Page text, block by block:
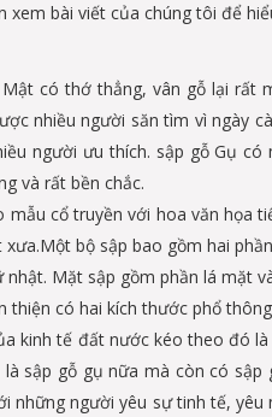
xem bài viết của chúng tôi để
có thớ thẳng, vân gỗ lại rất
nhiều người săn tìm vì ngày
người ưu thích. sập gỗ Gụ
và rất bền chắc.
cổ truyền với hoa văn họa
bộ sập bao gồm hai
nhật. Mặt sập gồm phần lá mặt
thiện có hai kích thước phổ
kinh tế đất nước kéo theo đó
sập gỗ gụ nữa mà còn có
những người yêu sự tinh tế,